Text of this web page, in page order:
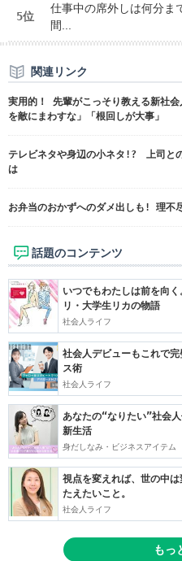
5位
仕事中の席外しは何分ま
間...
関連リンク
実用的！ 先輩がこっそり教える新社
を敵にまわすな」「根回しが大事」
テレビネタや身辺の小ネタ!? 上司と
は
お弁当のおかずへのダメ出しも! 理不
話題のコンテンツ
いつでもわたしは前を向
リ・大学生リカの物語
社会人ライフ
社会人デビューもこれで
ス術
社会人ライフ
あなたの“なりたい”社会
新生活
身だしなみ・ビジネスアイテム
視点を変えれば、世の中
たえたいこと。
社会人ライフ
もっ